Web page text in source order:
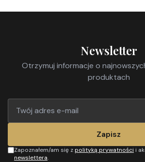
Newsletter
Otrzymuj informacje o
produktach
Zapisz
Zapoznałem/am się zpolityką prywatności i
newslettera.